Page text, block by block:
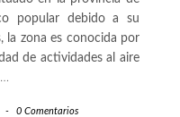
popular debido a su
la zona es conocida por
de actividades al aire
…
- 0 Comentarios